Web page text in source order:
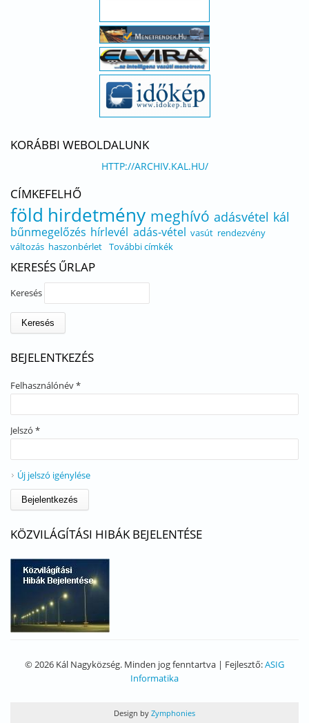
KORÁBBI WEBOLDALUNK
HTTP://ARCHIV.KAL.HU/
CÍMKEFELHŐ
föld hirdetmény meghívó adásvétel kál
bűnmegelőzés hírlevél adás-vétel vasút rendezvény
változás haszonbérlet További címkék
KERESÉS ŰRLAP
Keresés
BEJELENTKEZÉS
Felhasználónév*
Jelszó *
Új jelszó igénylése
KÖZVILÁGÍTÁSI HIBÁK BEJELENTÉSE
© 2026 Kál Nagyközség. Minden jog fenntartva | Fejlesztő:ASIG
Informatika
Design by Zymphonies